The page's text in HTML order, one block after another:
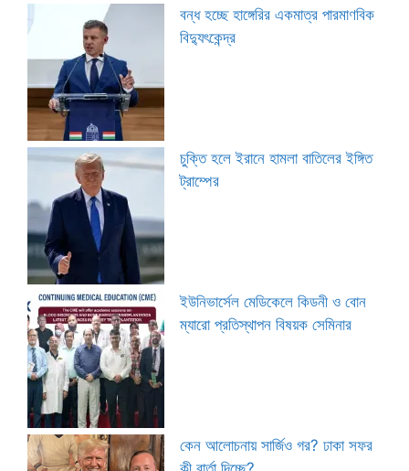
বন্ধ হচ্ছে হাঙ্গেরির একমাত্র পারমাণবিক
বিদ্যুৎকেন্দ্র
চুক্তি হলে ইরানে হামলা বাতিলের ইঙ্গিত
ট্রাম্পের
ইউনিভার্সেল মেডিকেলে কিডনী ও বোন
ম্যারো প্রতিস্থাপন বিষয়ক সেমিনার
কেন আলোচনায় সার্জিও গর? ঢাকা সফর